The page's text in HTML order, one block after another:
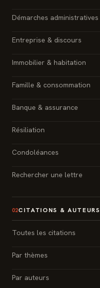
Démarches administratives
Entreprise & discours
Immobilier & habitation
Famille & consommation
Banque & assurance
Résiliation
Condoléances
Rechercher une lettre
02CITATIONS & AUTEURS
Toutes les citations
Par thèmes
Par auteurs